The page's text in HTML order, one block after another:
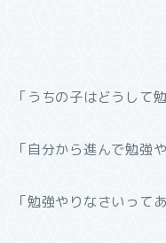
「うちの子はどうして
「自分から進んで勉強
「勉強やりなさいって